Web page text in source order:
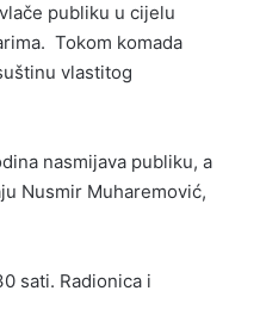
publiku u cijelu
Tokom komada
vlastitog
nasmijava publiku, a
Nusmir Muharemović,
sati. Radionica i